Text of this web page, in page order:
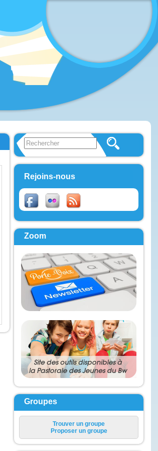
Formulaire de recherche
Search this site
Rejoins-nous
Zoom
Groupes
Trouver un groupe
Proposer un groupe